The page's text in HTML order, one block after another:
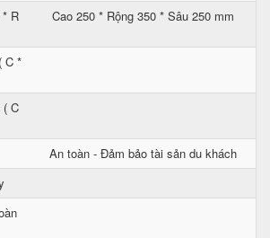
R
Cao 250 * Rộng 350 * Sâu 250 mm
C *
( C
An toàn - Đảm bảo tài sản du khách